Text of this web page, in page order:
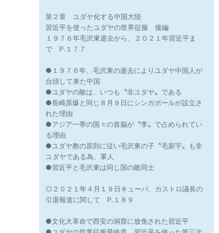
第２章 ユダヤ化する中国大陸
習近平を使ったユダヤの世界征服 後編
１９７６年毛沢東逝去から、２０２１年習近平ま
で P.１７７
●１９７６年、毛沢東の逝去によりユダヤ中国人が
台頭して来た中国
●ユダヤの敵は、いつも〝非ユダヤ〟である
●長崎原爆と同じ８月９日にシンガポールが設立さ
れた理由
●アジア一帯の国々の首脳が〝李〟で占められてい
る理由
●ユダヤ教の原則に従い毛沢東の子〝毛新宇〟も非
ユダヤである為、軍人
●習近平と毛沢東は同じ国の敵同士
◎２０２１年４月１９日キューバ、カストロ議長の
引退報道に関して P.１８９
●文化大革命で西安の洞窟に放免された習近平